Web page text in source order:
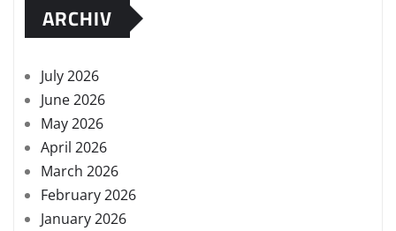
ARCHIV
July 2026
June 2026
May 2026
April 2026
March 2026
February 2026
January 2026